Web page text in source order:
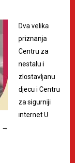
Dva velika
priznanja
Centru za
nestalu i
zlostavljanu
djecu i Centru
za sigurniji
internet U
→